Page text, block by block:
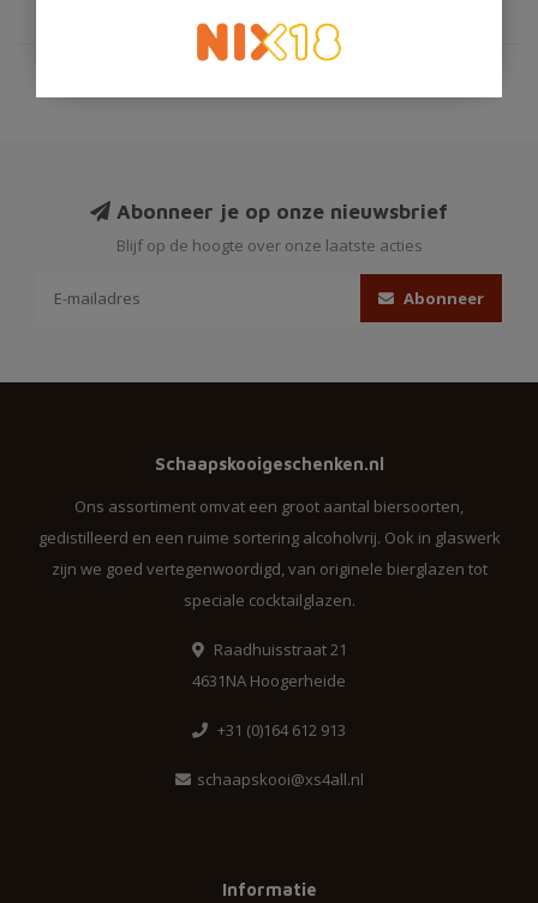
Abonneer je op onze nieuwsbrief
Blijf op de hoogte over onze laatste acties
Abonneer
Schaapskooigeschenken.nl
Ons assortiment omvat een groot aantal biersoorten,
gedistilleerd en een ruime sortering alcoholvrij. Ook in glaswerk
zijn we goed vertegenwoordigd, van originele bierglazen tot
speciale cocktailglazen.
Raadhuisstraat 21
4631NA Hoogerheide
+31 (0)164 612 913
schaapskooi@xs4all.nl
Informatie